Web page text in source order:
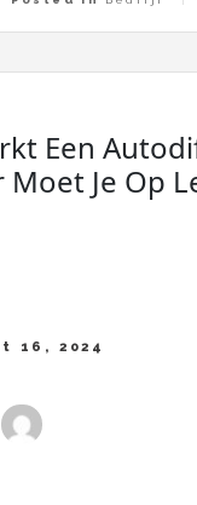
Een
Moet Je Op